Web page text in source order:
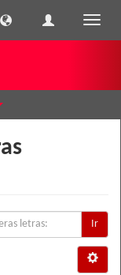
Ir